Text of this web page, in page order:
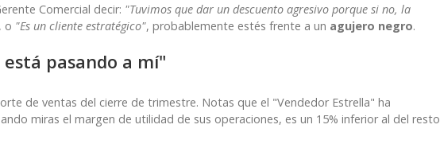
Comercial decir: "Tuvimos que dar un descuento agresivo porque si no, la
, o "Es un cliente estratégico", probablemente estés frente a un agujero negro.
está pasando a mí"
de ventas del cierre de trimestre. Notas que el "Vendedor Estrella" ha
miras el margen de utilidad de sus operaciones, es un 15% inferior al del resto